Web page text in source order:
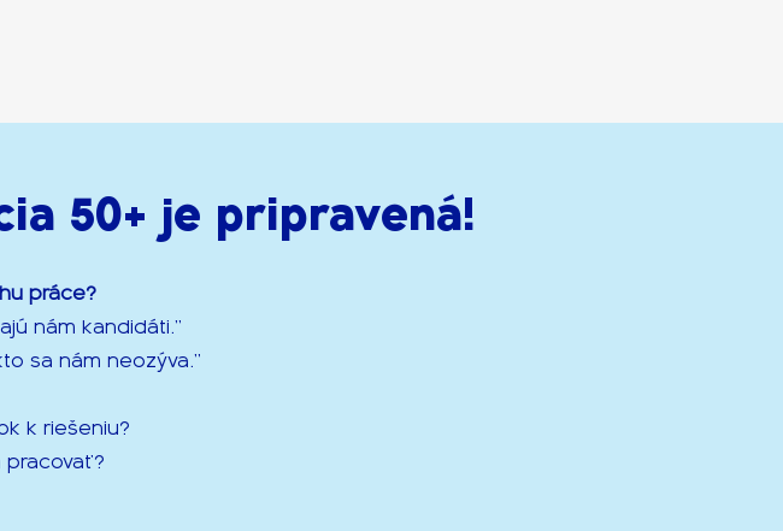
50+ je pripravená!
práce?
nám kandidáti.”
sa nám neozýva.”
k riešeniu?
pracovať?